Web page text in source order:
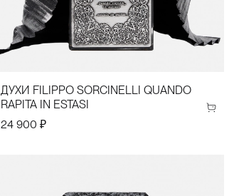
ДУХИ FILIPPO SORCINELLI QUANDO
RAPITA IN ESTASI
24 900 ₽